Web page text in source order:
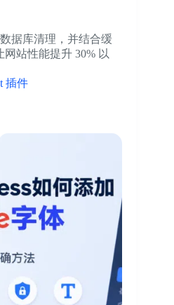
据库清理，并结合缓
站性能提升 30% 以
插件